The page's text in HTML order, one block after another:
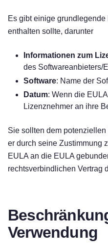
Es gibt einige
enthalten sollte, darunter
Informationen zum
des Softwareanbieters/
Software: Name der
Datum: Wenn die
Lizenznehmer an ihre
Sie sollten dem
er durch seine Zustimmung
EULA an die EULA
rechtsverbindlichen Vertrag
Verwendung